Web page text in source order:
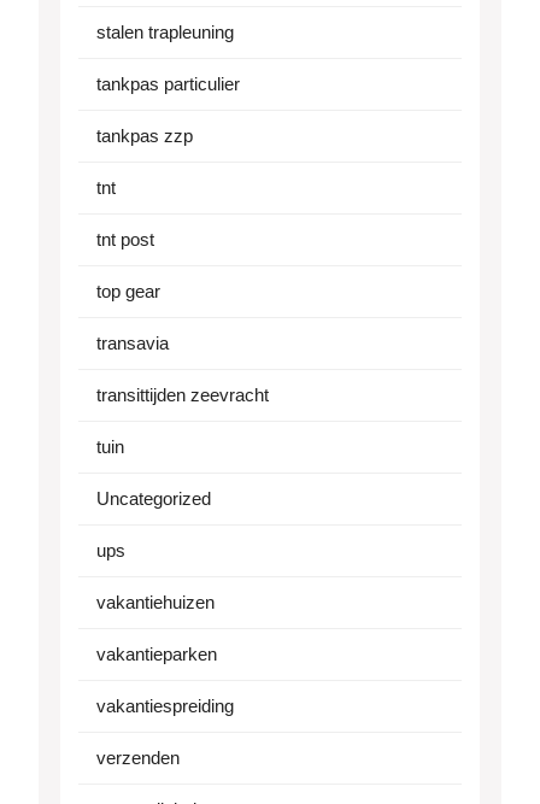
stalen trapleuning
tankpas particulier
tankpas zzp
tnt
tnt post
top gear
transavia
transittijden zeevracht
tuin
Uncategorized
ups
vakantiehuizen
vakantieparken
vakantiespreiding
verzenden